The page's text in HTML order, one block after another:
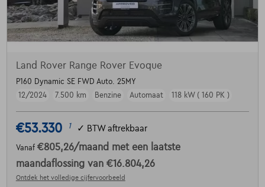
Land Rover Range Rover Evoque
P160 Dynamic SE FWD Auto. 25MY
12/2024
7.500 km Benzine Automaat 118 kW ( 160 PK )
€53.330 1 ✓ BTW aftrekbaar
Vanaf €805,26/maand met een laatste
maandaflossing van €16.804,26
Ontdek het volledige cijfervoorbeeld